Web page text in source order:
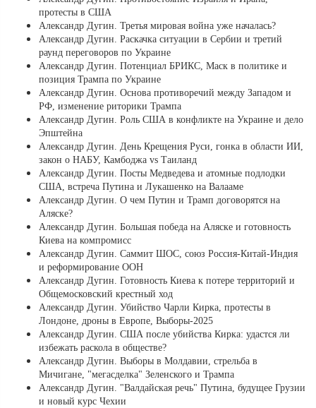
протесты в США
Александр Дугин. Третья мировая война уже началась?
Александр Дугин. Раскачка ситуации в Сербии и третий
раунд переговоров по Украине
Александр Дугин. Потенциал БРИКС, Маск в политике и
позиция Трампа по Украине
Александр Дугин. Основа противоречий между Западом и
РФ, изменение риторики Трампа
Александр Дугин. Роль США в конфликте на Украине и дело
Эпштейна
Александр Дугин. День Крещения Руси, гонка в области ИИ,
закон о НАБУ, Камбоджа vs Таиланд
Александр Дугин. Посты Медведева и атомные подлодки
США, встреча Путина и Лукашенко на Валааме
Александр Дугин. О чем Путин и Трамп договорятся на
Аляске?
Александр Дугин. Большая победа на Аляске и готовность
Киева на компромисс
Александр Дугин. Саммит ШОС, союз Россия-Китай-Индия
и реформирование ООН
Александр Дугин. Готовность Киева к потере территорий и
Общемосковский крестный ход
Александр Дугин. Убийство Чарли Кирка, протесты в
Лондоне, дроны в Европе, Выборы-2025
Александр Дугин. США после убийства Кирка: удастся ли
избежать раскола в обществе?
Александр Дугин. Выборы в Молдавии, стрельба в
Мичигане, "мегасделка" Зеленского и Трампа
Александр Дугин. "Валдайская речь" Путина, будущее Грузии
и новый курс Чехии